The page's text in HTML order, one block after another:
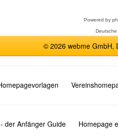
Powered by
© 2026 webme GmbH,
der Anfänger Guide Homepage